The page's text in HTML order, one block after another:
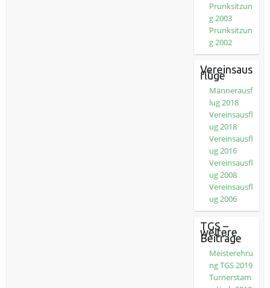
Prunksitzun
g 2003
Prunksitzun
g 2002
Vereinsaus
flüge
Männerausf
lug 2018
Vereinsausfl
ug 2018
Vereinsausfl
ug 2016
Vereinsausfl
ug 2008
Vereinsausfl
ug 2006
TGS –
weitere
Beiträge
Meisterehru
ng TGS 2019
Turnerstam